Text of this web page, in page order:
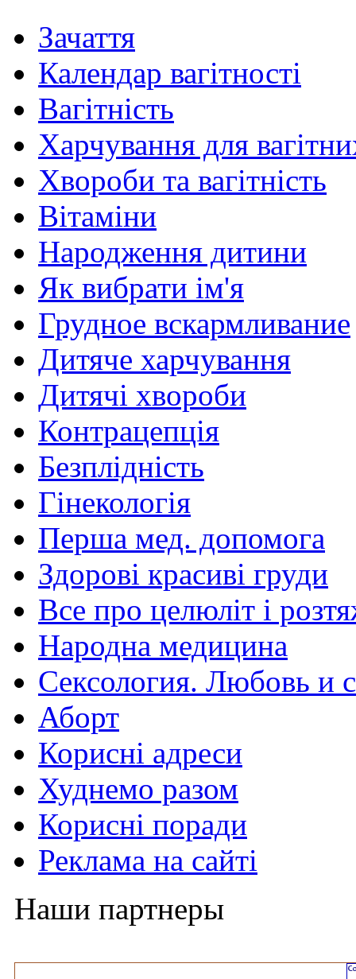
Зачаття
Календар вагітності
Вагітність
Харчування для
Хвороби та вагітність
Вітаміни
Народження дитини
Як вибрати ім'я
Грудное вскармливание
Дитяче харчування
Дитячі хвороби
Контрацепція
Безплідність
Гінекологія
Перша мед. допомога
Здорові красиві груди
Все про целюліт і
Народна медицина
Сексология. Любовь и
Аборт
Корисні адреси
Худнемо разом
Корисні поради
Реклама на сайті
Наши партнеры